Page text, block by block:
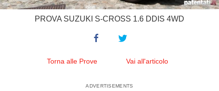
PROVA SUZUKI S-CROSS 1.6 DDIS 4WD
Torna alle Prove Vai all'articolo